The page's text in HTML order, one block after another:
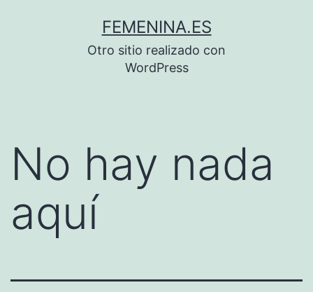
FEMENINA.ES
Otro sitio realizado con
WordPress
No hay nada
aquí